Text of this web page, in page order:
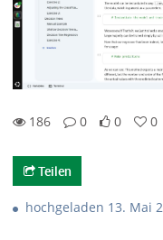
186
0
0
0
Teilen
hochgeladen 13. Mai